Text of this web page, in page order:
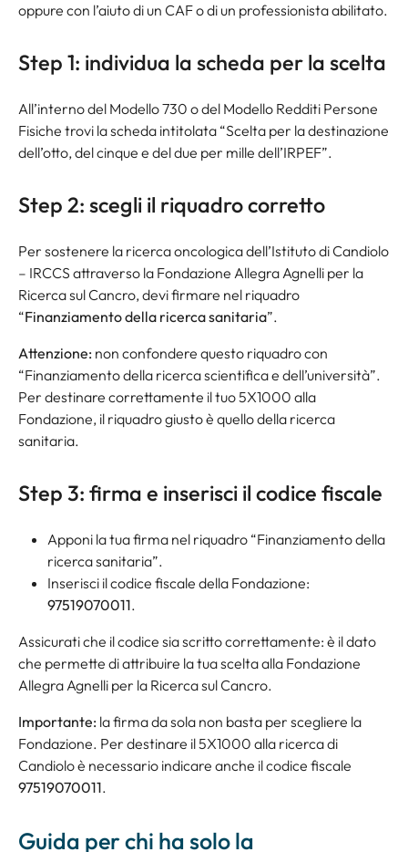
oppure con l’aiuto di un CAF o di un professionista abilitato.
Step 1: individua la scheda per la scelta
All’interno del Modello 730 o del Modello Redditi Persone
Fisiche trovi la scheda intitolata “Scelta per la destinazione
dell’otto, del cinque e del due per mille dell’IRPEF”.
Step 2: scegli il riquadro corretto
Per sostenere la ricerca oncologica dell’Istituto di Candiolo
– IRCCS attraverso la Fondazione Allegra Agnelli per la
Ricerca sul Cancro, devi firmare nel riquadro
“Finanziamento della ricerca sanitaria”.
Attenzione: non confondere questo riquadro con
“Finanziamento della ricerca scientifica e dell’università”.
Per destinare correttamente il tuo 5X1000 alla
Fondazione, il riquadro giusto è quello della ricerca
sanitaria.
Step 3: firma e inserisci il codice fiscale
Apponi la tua firma nel riquadro “Finanziamento della
ricerca sanitaria”.
Inserisci il codice fiscale della Fondazione:
97519070011.
Assicurati che il codice sia scritto correttamente: è il dato
che permette di attribuire la tua scelta alla Fondazione
Allegra Agnelli per la Ricerca sul Cancro.
Importante: la firma da sola non basta per scegliere la
Fondazione. Per destinare il 5X1000 alla ricerca di
Candiolo è necessario indicare anche il codice fiscale
97519070011.
Guida per chi ha solo la